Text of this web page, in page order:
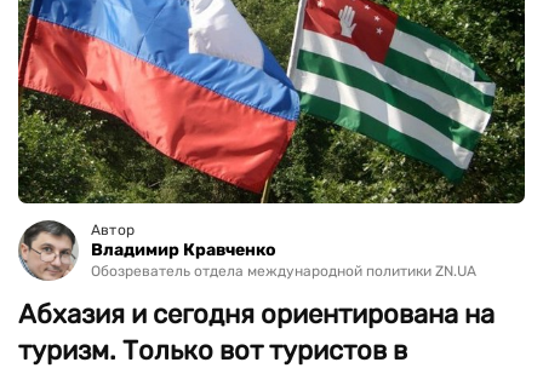
Автор
Владимир Кравченко
Обозреватель отдела международной политики ZN.UA
Абхазия и сегодня ориентирована на
туризм. Только вот туристов в